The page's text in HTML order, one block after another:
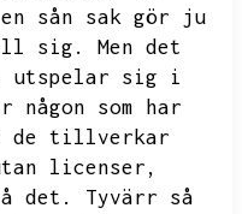
sån sak gör ju
sig.
Men det
utspelar sig i
någon som har
de tillverkar
licenser,
det.
Tyvärr så